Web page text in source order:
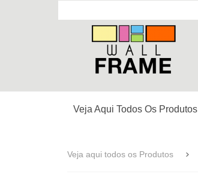
Veja Aqui Todos Os Produtos
Veja aqui todos os Produtos